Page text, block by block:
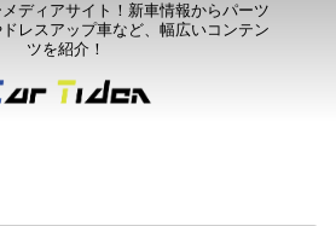
ディアサイト！新車情報からパーツ
レスアップ車など、幅広いコンテン
ツを紹介！